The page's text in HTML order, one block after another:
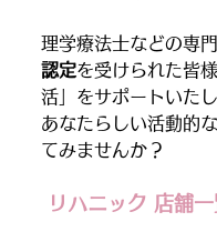
理学療法士などの専
認定を受けられた皆
活」をサポートいたし
あなたらしい活動的
てみませんか？
リハニック 店舗一